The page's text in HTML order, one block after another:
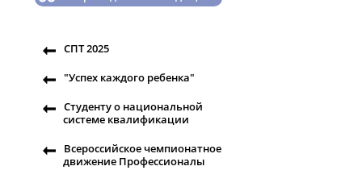
СПТ 2025
"Успех каждого ребенка"
Студенту о национальной
системе квалификации
Всероссийское чемпионатное
движение Профессионалы